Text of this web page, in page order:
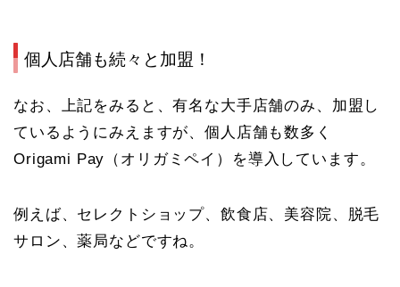
個人店舗も続々と加盟！
なお、上記をみると、有名な大手店舗のみ、加盟し
ているようにみえますが、個人店舗も数多く
Origami Pay （オリガミペイ）を導入しています。
例えば、セレクトショップ、飲食店、美容院、脱毛
サロン、薬局などですね。